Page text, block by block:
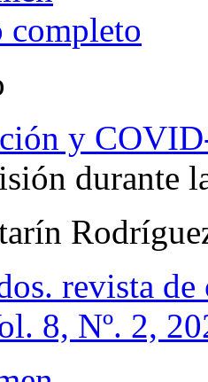
completo
y
durante
revista de
8, Nº. 2,